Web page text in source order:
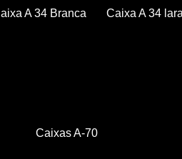
Caixa A 34 Branca Caixa A 34
Caixas A-70